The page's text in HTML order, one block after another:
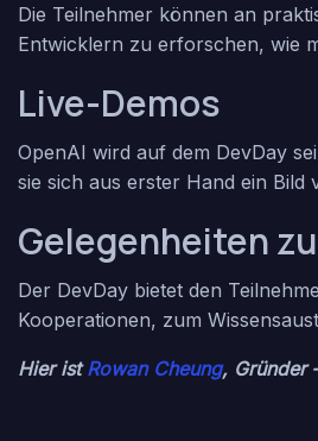
Die Teilnehmer können an
Entwicklern zu erforschen, wie
Live-Demos
OpenAI wird auf dem DevDay
sie sich aus erster Hand ein Bild
Gelegenheiten
Der DevDay bietet den
Kooperationen, zum
Hier istRowan Cheung, Gründer